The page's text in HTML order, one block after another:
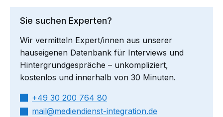
Sie suchen Experten?
Wir vermitteln Expert/innen aus unserer
hauseigenen Datenbank für Interviews und
Hintergrundgespräche – unkompliziert,
kostenlos und innerhalb von 30 Minuten.
+49 30 200 764 80
mail​
mediendienst-integration.de